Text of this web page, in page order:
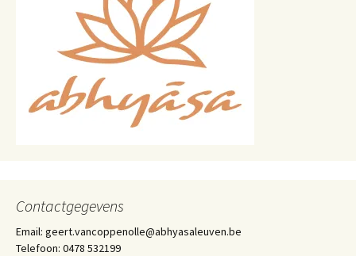
Contactgegevens
Email: geert.vancoppenolle@abhyasaleuven.be
Telefoon: 0478 532199